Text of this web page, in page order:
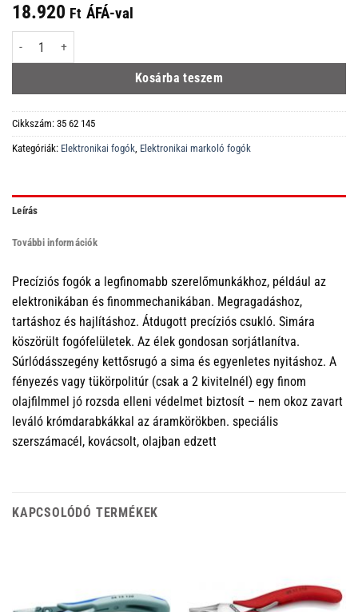
18.920 Ft ÁFÁ-val
35 62 145 Elektronikai markoló fogó 145 mm mennyiség
Kosárba teszem
Cikkszám: 35 62 145
Kategóriák: Elektronikai fogók Elektronikai markoló fogók
Leírás
További információk
Precíziós fogók a legfinomabb szerelőmunkákhoz, például az
elektronikában és finommechanikában. Megragadáshoz,
tartáshoz és hajlításhoz. Átdugott precíziós csukló. Simára
köszörült fogófelületek. Az élek gondosan sorjátlanítva.
Súrlódásszegény kettősrugó a sima és egyenletes nyitáshoz. A
fényezés vagy tükörpolitúr (csak a 2 kivitelnél) egy finom
olajfilmmel jó rozsda elleni védelmet biztosít – nem okoz zavart
leváló krómdarabkákkal az áramkörökben. speciális
szerszámacél, kovácsolt, olajban edzett
KAPCSOLÓDÓ TERMÉKEK